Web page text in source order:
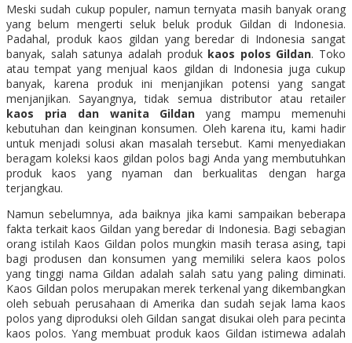
Meski sudah cukup populer, namun ternyata masih banyak orang
yang belum mengerti seluk beluk produk Gildan di Indonesia.
Padahal, produk kaos gildan yang beredar di Indonesia sangat
banyak, salah satunya adalah produk kaos polos Gildan. Toko
atau tempat yang menjual kaos gildan di Indonesia juga cukup
banyak, karena produk ini menjanjikan potensi yang sangat
menjanjikan. Sayangnya, tidak semua distributor atau retailer
kaos pria dan wanita Gildan yang mampu memenuhi
kebutuhan dan keinginan konsumen. Oleh karena itu, kami hadir
untuk menjadi solusi akan masalah tersebut. Kami menyediakan
beragam koleksi kaos gildan polos bagi Anda yang membutuhkan
produk kaos yang nyaman dan berkualitas dengan harga
terjangkau.
Namun sebelumnya, ada baiknya jika kami sampaikan beberapa
fakta terkait kaos Gildan yang beredar di Indonesia. Bagi sebagian
orang istilah Kaos Gildan polos mungkin masih terasa asing, tapi
bagi produsen dan konsumen yang memiliki selera kaos polos
yang tinggi nama Gildan adalah salah satu yang paling diminati.
Kaos Gildan polos merupakan merek terkenal yang dikembangkan
oleh sebuah perusahaan di Amerika dan sudah sejak lama kaos
polos yang diproduksi oleh Gildan sangat disukai oleh para pecinta
kaos polos. Yang membuat produk kaos Gildan istimewa adalah